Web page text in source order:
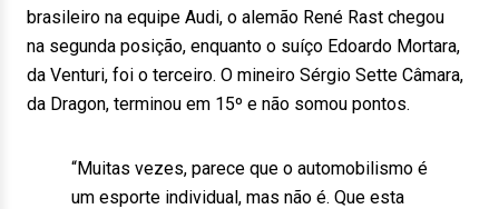
brasileiro na equipe Audi, o alemão René Rast chegou
na segunda posição, enquanto o suíço Edoardo Mortara,
da Venturi, foi o terceiro. O mineiro Sérgio Sette Câmara,
da Dragon, terminou em 15º e não somou pontos.
“Muitas vezes, parece que o automobilismo é
um esporte individual, mas não é. Que esta